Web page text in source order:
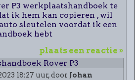
P3 werkplaatshandboek te
ik hem kan copieren , wil
sleutelen voordat ik een
hebt
plaats een reactie »
Rover P3
18:27 uur, door Johan